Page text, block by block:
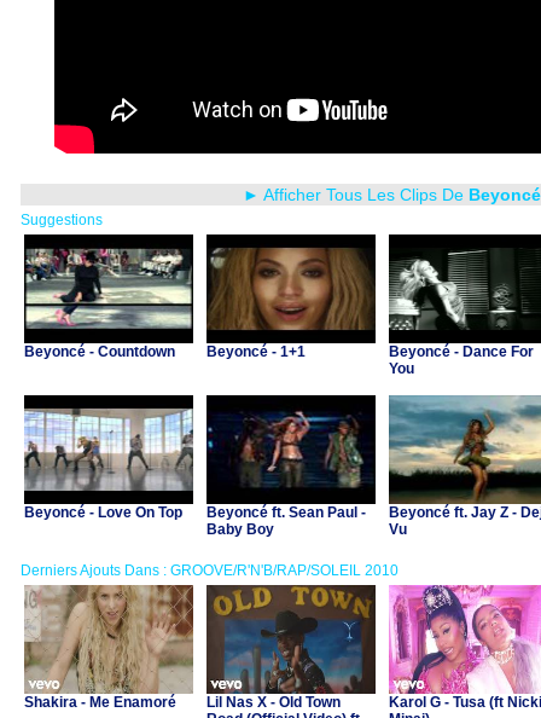
► Afficher Tous Les Clips De Beyoncé
Suggestions
Beyoncé - Countdown Beyoncé - 1+1
Beyoncé - Dance For
You
Beyoncé - Love On Top
Beyoncé ft. Sean Paul -
Baby Boy
Beyoncé ft. Jay Z -
Vu
Derniers Ajouts Dans : GROOVE/R'N'B/RAP/SOLEIL 2010
Shakira - Me Enamoré
Lil Nas X - Old Town
Karol G - Tusa (ft Nicki